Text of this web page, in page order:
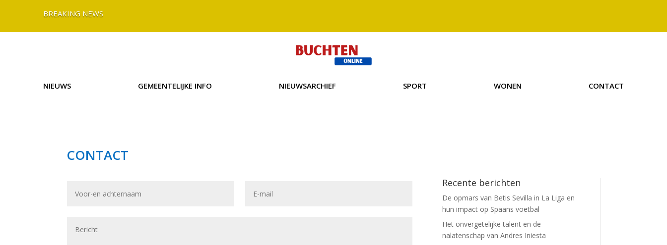
BREAKING NEWS
NIEUWS GEMEENTELIJKE INFO NIEUWSARCHIEF SPORT WONEN CONTACT
CONTACT
Recente berichten
De opmars van Betis Sevilla in La Liga en
hun impact op Spaans voetbal
Het onvergetelijke talent en de
nalatenschap van Andres Iniesta